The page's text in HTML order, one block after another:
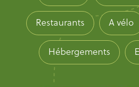
Restaurants A vélo
Hébergements